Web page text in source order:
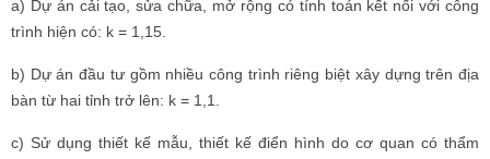
a) Dự án cải tạo, sửa chữa, mở rộng có tính toán kết nối với công
trình hiện có: k = 1,15.
b) Dự án đầu tư gồm nhiều công trình riêng biệt xây dựng trên địa
bàn từ hai tỉnh trở lên: k = 1,1.
c) Sử dụng thiết kế mẫu, thiết kế điển hình do cơ quan có thẩm